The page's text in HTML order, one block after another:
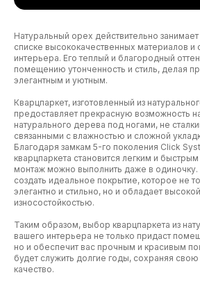
Натуральный орех действительно
списке высококачественных материалов и
интерьера. Его теплый и благородный
помещению утонченность и стиль, делая
элегантным и уютным.
Кварцпаркет, изготовленный из
предоставляет прекрасную возможность
натурального дерева под ногами, не
связанными с влажностью и сложной
Благодаря замкам 5-го поколения Click
кварцпаркета становится легким и
монтаж можно выполнить даже в одиночку.
создать идеальное покрытие, которое не
элегантно и стильно, но и обладает
износостойкостью.
Таким образом, выбор кварцпаркета из
вашего интерьера не только придаст
но и обеспечит вас прочным и красивым
будет служить долгие годы, сохраняя свою
качество.